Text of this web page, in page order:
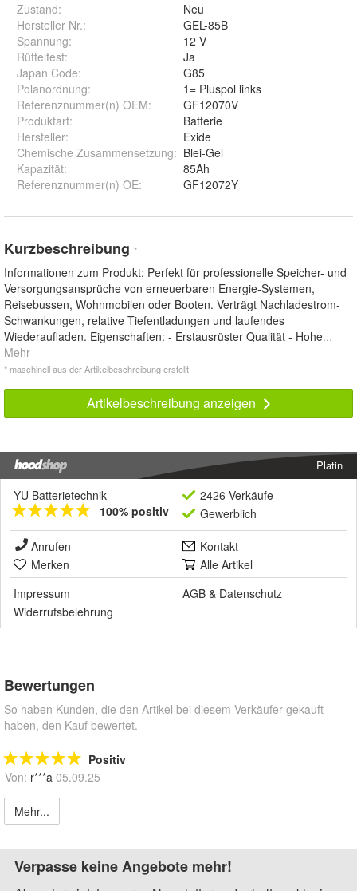
Zustand:
Neu
Hersteller Nr.:
GEL-85B
Spannung:
12 V
Rüttelfest:
Ja
Japan Code:
G85
Polanordnung:
1= Pluspol links
Referenznummer(n) OEM:
GF12070V
Produktart:
Batterie
Hersteller:
Exide
Chemische Zusammensetzung: Blei-Gel
Kapazität:
85Ah
Referenznummer(n) OE: GF12072Y
Kurzbeschreibung *
Informationen zum Produkt: Perfekt für professionelle Speicher- und
Versorgungsansprüche von erneuerbaren Energie-Systemen,
Reisebussen, Wohnmobilen oder Booten. Verträgt Nachladestrom-
Schwankungen, relative Tiefentladungen und laufendes
Wiederaufladen. Eigenschaften: - Erstausrüster Qualität - Hohe...
Mehr
* maschinell aus der Artikelbeschreibung erstellt
Artikelbeschreibung anzeigen
Platin
YU Batterietechnik
100% positiv
2426 Verkäufe
Gewerblich
Anrufen
Kontakt
Merken
Alle Artikel
Impressum
AGB & Datenschutz
Widerrufsbelehrung
Bewertungen
So haben Kunden, die den Artikel bei diesem Verkäufer gekauft
haben, den Kauf bewertet.
Positiv
Von: r***a 05.09.25
Mehr...
Verpasse keine Angebote mehr!